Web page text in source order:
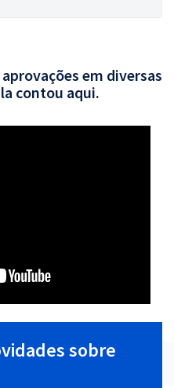
em diversas
contou aqui.
sobre